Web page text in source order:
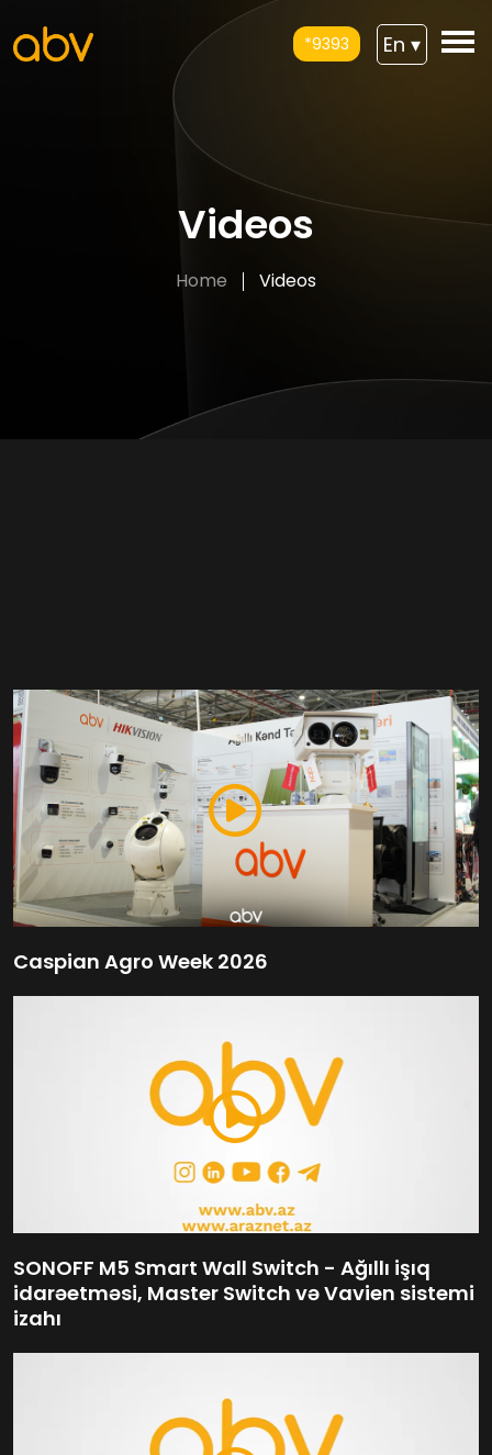
*9393 En ▾
Videos
Home Videos
Caspian Agro Week 2026
SONOFF M5 Smart Wall Switch - Ağıllı işıq
idarəetməsi, Master Switch və Vavien sistemi
izahı